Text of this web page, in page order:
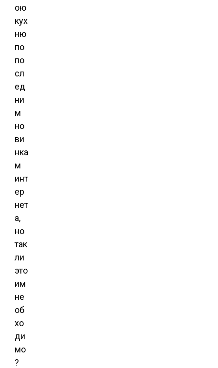
ою
кух
ню
по
по
сл
ед
ни
м
но
ви
нка
м
инт
ер
нет
а,
но
так
ли
это
им
не
об
хо
ди
мо
?